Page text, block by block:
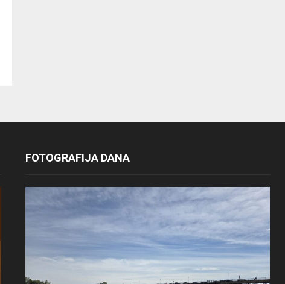
FOTOGRAFIJA DANA